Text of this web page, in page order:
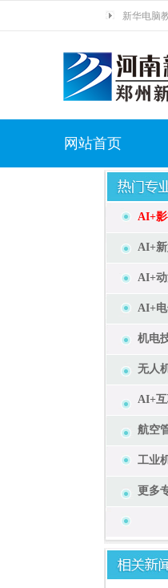
新华电脑
网站首页
AI+
AI+
AI+
AI+
机电
无人
AI+
航空
工业
更多